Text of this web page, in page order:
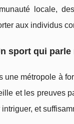
locale,
aux individus
sport qui parle
une métropole à
et les preuves
intriguer, et